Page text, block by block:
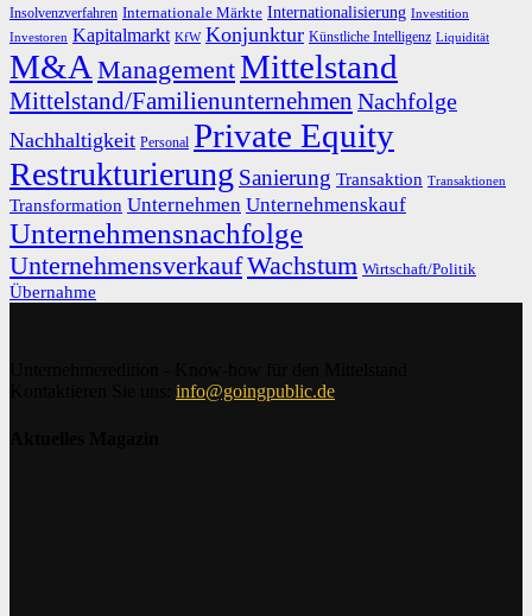
Insolvenzverfahren Internationale Märkte Internationalisierung Investition
Investoren Kapitalmarkt KfW Konjunktur Künstliche Intelligenz Liquidität
M&A ManagementMittelstand
Mittelstand/Familienunternehmen Nachfolge
Nachhaltigkeit Personal Private Equity
Restrukturierung Sanierung Transaktion Transaktionen
Transformation Unternehmen Unternehmenskauf
Unternehmensnachfolge
UnternehmensverkaufWachstum Wirtschaft/Politik
Übernahme
info@goingpublic.de